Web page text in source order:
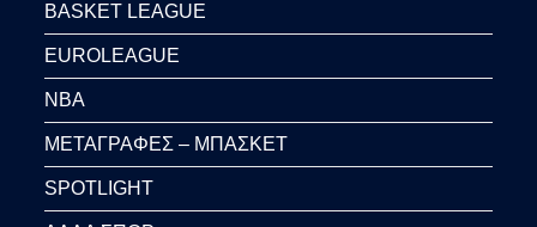
BASKET LEAGUE
EUROLEAGUE
NBA
ΜΕΤΑΓΡΑΦΕΣ – ΜΠΑΣΚΕΤ
SPOTLIGHT